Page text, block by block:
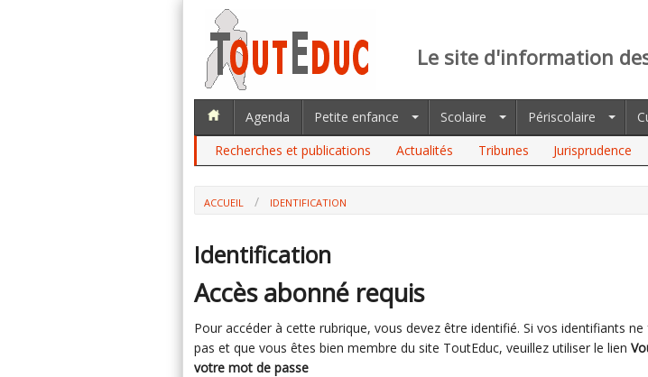
Le site d'information
Agenda Petite enfance Scolaire Périscolaire
Recherches et publications
Actualités Tribunes Jurisprudence
ACCUEIL IDENTIFICATION
Identification
Accès abonné requis
Pour accéder à cette rubrique, vous devez être identifié. Si vos identifiants
pas et que vous êtes bien membre du site ToutEduc, veuillez utiliser le lien
votre mot de passe